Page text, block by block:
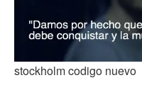
stockholm codigo nuevo